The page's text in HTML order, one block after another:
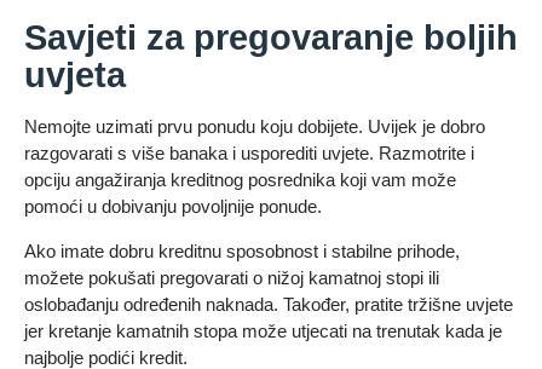
Savjeti za pregovaranje boljih
uvjeta
Nemojte uzimati prvu ponudu koju dobijete. Uvijek je dobro
razgovarati s više banaka i usporediti uvjete. Razmotrite i
opciju angažiranja kreditnog posrednika koji vam može
pomoći u dobivanju povoljnije ponude.
Ako imate dobru kreditnu sposobnost i stabilne prihode,
možete pokušati pregovarati o nižoj kamatnoj stopi ili
oslobađanju određenih naknada. Također, pratite tržišne uvjete
jer kretanje kamatnih stopa može utjecati na trenutak kada je
najbolje podići kredit.